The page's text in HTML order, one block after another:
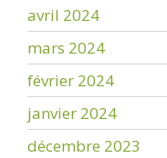
avril 2024
mars 2024
février 2024
janvier 2024
décembre 2023